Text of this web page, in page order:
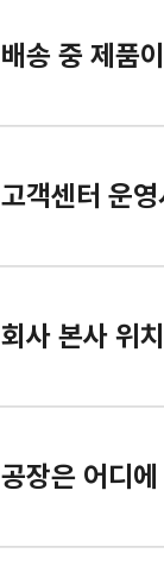
배송 중 제품
고객센터 운
회사 본사 위
공장은 어디